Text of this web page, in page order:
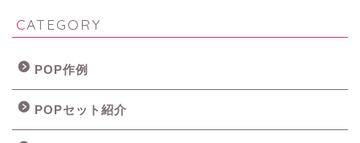
CATEGORY
POP作例
POPセット紹介